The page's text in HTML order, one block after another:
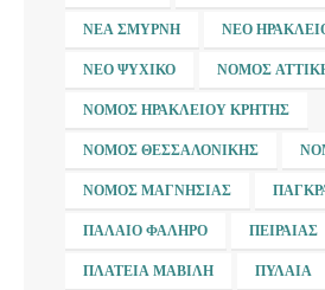
ΝΈΑ ΣΜΎΡΝΗ ΝΈΟ
ΝΈΟ ΨΥΧΙΚΌ ΝΟΜΌΣ
ΝΟΜΌΣ ΗΡΑΚΛΕΊΟΥ ΚΡΉΤΗΣ
ΝΟΜΌΣ ΘΕΣΣΑΛΟΝΊΚΗΣ
ΝΟΜΌΣ ΜΑΓΝΗΣΊΑΣ
ΠΑΛΑΙΌ ΦΆΛΗΡΟ ΠΕΙΡΑΙΆΣ
ΠΛΑΤΕΊΑ ΜΑΒΊΛΗ ΠΥΛΑΊΑ